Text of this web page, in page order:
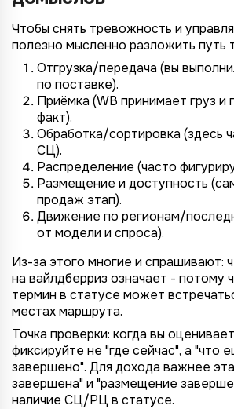
Чтобы снять тревожность и
полезно мысленно разложить путь
Отгрузка/передача (вы
по поставке).
Приёмка (WB принимает груз
факт).
Обработка/сортировка (здесь
СЦ).
Распределение (часто
Размещение и доступность
продаж этап).
Движение по регионам/
от модели и спроса).
Из-за этого многие и спрашивают:
на вайлдберриз означает - потому
термин в статусе может
местах маршрута.
Точка проверки: когда вы
фиксируйте не "где сейчас", а "что
завершено". Для дохода важнее
завершена" и "размещение
наличие СЦ/РЦ в статусе.